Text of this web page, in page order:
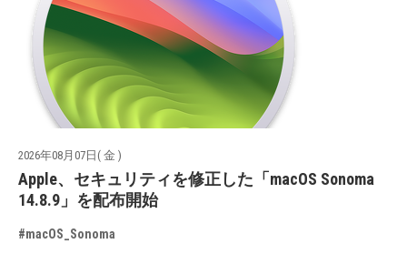
2026年08月07日( 金 )
Apple、セキュリティを修正した「macOS Sonoma
14.8.9」を配布開始
#macOS_Sonoma